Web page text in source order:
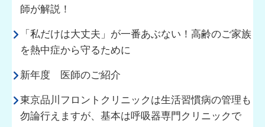
師が解説！
「私だけは大丈夫」が一番あぶない！高齢のご家族
を熱中症から守るために
新年度 医師のご紹介
東京品川フロントクリニックは生活習慣病の管理も
勿論行えますが、基本は呼吸器専門クリニックで